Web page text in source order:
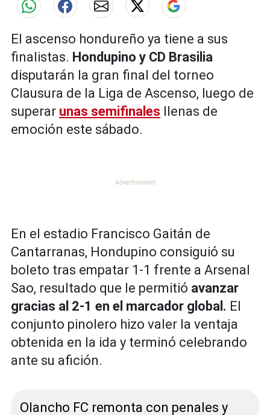
El ascenso hondureño ya tiene a sus
finalistas. Hondupino y CD Brasilia
disputarán la gran final del torneo
Clausura de la Liga de Ascenso, luego de
superar unas semifinales llenas de
emoción este sábado.
En el estadio Francisco Gaitán de
Cantarranas, Hondupino consiguió su
boleto tras empatar 1-1 frente a Arsenal
Sao, resultado que le permitió avanzar
gracias al 2-1 en el marcador global. El
conjunto pinolero hizo valer la ventaja
obtenida en la ida y terminó celebrando
ante su afición.
Olancho FC remonta con penales y